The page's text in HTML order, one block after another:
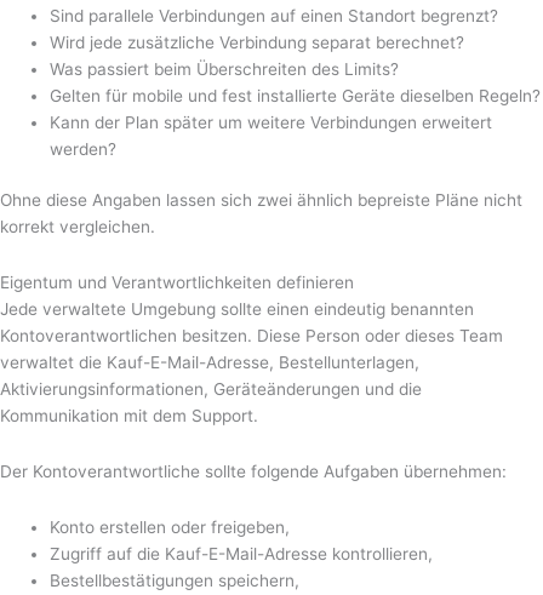
Sind parallele Verbindungen auf einen Standort begrenzt?
Wird jede zusätzliche Verbindung separat berechnet?
Was passiert beim Überschreiten des Limits?
Gelten für mobile und fest installierte Geräte dieselben Regeln?
Kann der Plan später um weitere Verbindungen erweitert
werden?
Ohne diese Angaben lassen sich zwei ähnlich bepreiste Pläne nicht
korrekt vergleichen.
Eigentum und Verantwortlichkeiten definieren
Jede verwaltete Umgebung sollte einen eindeutig benannten
Kontoverantwortlichen besitzen. Diese Person oder dieses Team
verwaltet die Kauf-E-Mail-Adresse, Bestellunterlagen,
Aktivierungsinformationen, Geräteänderungen und die
Kommunikation mit dem Support.
Der Kontoverantwortliche sollte folgende Aufgaben übernehmen:
Konto erstellen oder freigeben,
Zugriff auf die Kauf-E-Mail-Adresse kontrollieren,
Bestellbestätigungen speichern,